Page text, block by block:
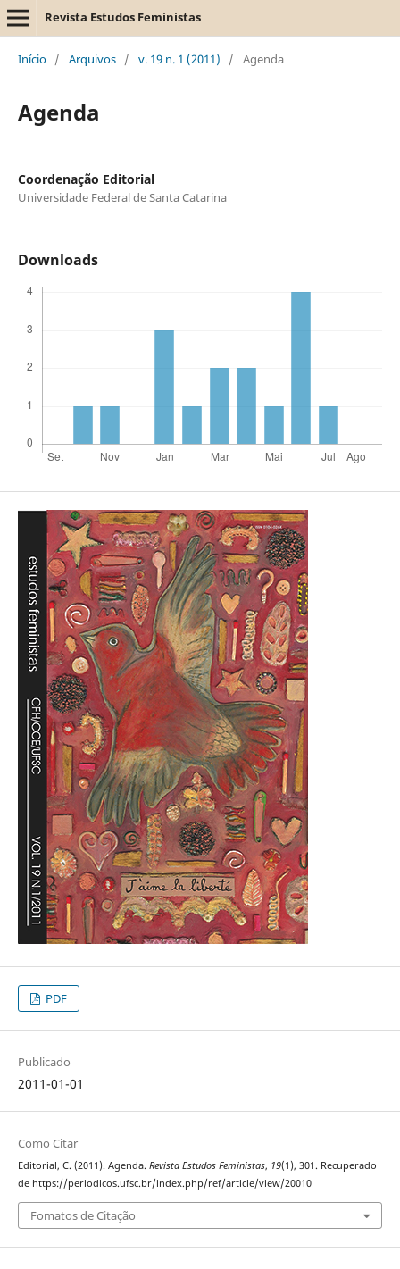
Revista Estudos Feministas
Início / Arquivos / v. 19 n. 1 (2011) / Agenda
Agenda
Coordenação Editorial
Universidade Federal de Santa Catarina
Downloads
PDF
Publicado
2011-01-01
Como Citar
Editorial, C. (2011). Agenda. Revista Estudos Feministas, 19(1), 301. Recuperado
de https://periodicos.ufsc.br/index.php/ref/article/view/20010
Fomatos de Citação